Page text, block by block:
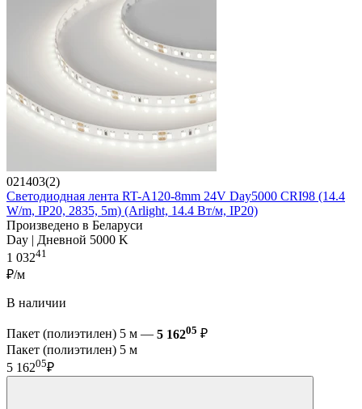
021403(2)
Светодиодная лента RT-A120-8mm 24V Day5000 CRI98 (14.4
W/m, IP20, 2835, 5m) (Arlight, 14.4 Вт/м, IP20)
Произведено в Беларуси
Day | Дневной 5000 K
1 03241
₽/м
В наличии
Пакет (полиэтилен) 5 м — 5 16205 ₽
Пакет (полиэтилен) 5 м
5 16205₽